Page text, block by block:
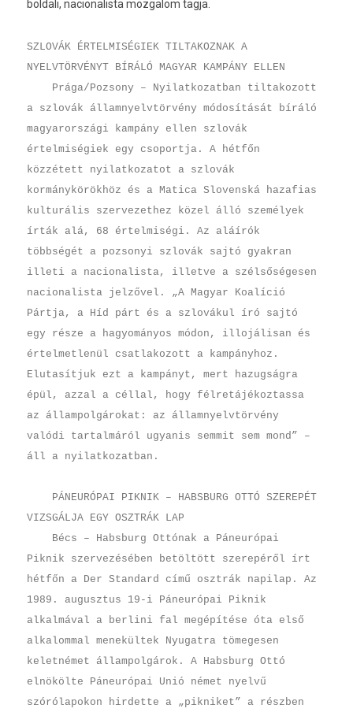
boldali, nacionalis­ta moz­galom tagja.
SZLOVÁK ÉRTELMISÉGIEK TILTAKOZNAK A
NYELVTÖRVÉNYT BÍRÁLÓ MAGYAR KAMPÁNY ELLEN
Prága/Pozsony – Nyilatkozatban tiltakozott
a szlovák államnyelvtörvény módosítását bíráló
magyarországi kampány ellen szlovák
értelmiségiek egy csoportja. A hétfőn
közzétett nyilatkozatot a szlovák
kormánykörökhöz és a Matica Slovenská hazafias
kulturális szervezethez közel álló személyek
írták alá, 68 értelmiségi. Az aláírók
többségét a pozsonyi szlovák sajtó gyakran
illeti a nacionalista, illetve a szélsőségesen
nacionalista jelzővel. „A Magyar Koalíció
Pártja, a Híd párt és a szlovákul író sajtó
egy része a hagyományos módon, illojálisan és
értelmetlenül csatlakozott a kampányhoz.
Elutasítjuk ezt a kampányt, mert hazugságra
épül, azzal a céllal, hogy félretájékoztassa
az állampolgárokat: az államnyelvtörvény
valódi tartalmáról ugyanis semmit sem mond” –
áll a nyilatkozatban.
PÁNEURÓPAI PIKNIK – HABSBURG OTTÓ SZEREPÉT
VIZSGÁLJA EGY OSZTRÁK LAP
Bécs – Habsburg Ottónak a Páneurópai
Piknik szervezésében betöltött szerepéről írt
hétfőn a Der Standard című osztrák napilap. Az
1989. augusztus 19-i Páneurópai Piknik
alkalmával a berlini fal megépítése óta első
alkalommal menekültek Nyugatra tömegesen
keletnémet állampolgárok. A Habsburg Ottó
elnökölte Páneurópai Unió német nyelvű
szórólapokon hirdette a „pikniket” a részben